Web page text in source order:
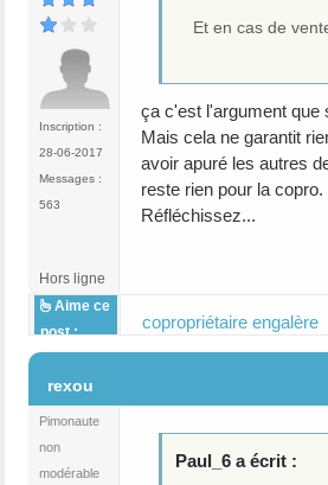
Inscription :
28-06-2017
Messages :
563
Et en cas de
ça c'est l'argument que
Mais cela ne garantit
avoir apuré les autres
reste rien pour la copro.
Réfléchissez...
Hors ligne
Aime ce
post :
copropriétaire engalère
rexou
Pimonaute
non
modérable
Paul_6 a écrit :